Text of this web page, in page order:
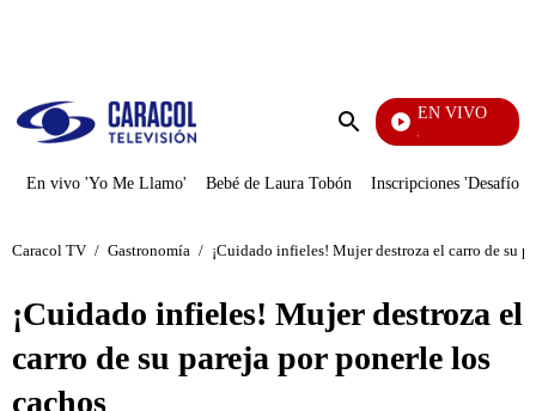
Enviar
EN VIVO
También Caerás
En vivo 'Yo Me Llamo' Bebé de Laura Tobón Inscripciones 'Desafío'
Caracol TV / Gastronomía / ¡Cuidado infieles! Mujer destroza el carro de su
¡Cuidado infieles! Mujer destroza el
carro de su pareja por ponerle los
cachos